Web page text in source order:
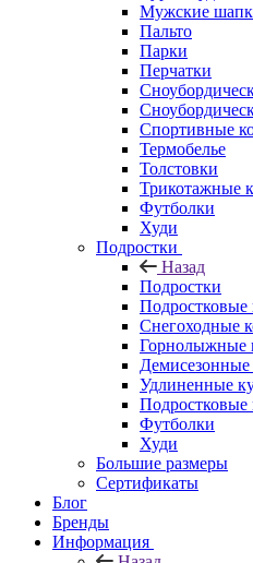
Мужские
Пальто
Парки
Перчатки
Спортивные
Термобелье
Толстовки
Трикотажные
Футболки
Худи
Подростки
Назад
Подростки
Снегоходные
Горнолыжные
Демисезонные
Удлиненные
Подростковые
Футболки
Худи
Большие размеры
Сертификаты
Блог
Бренды
Информация